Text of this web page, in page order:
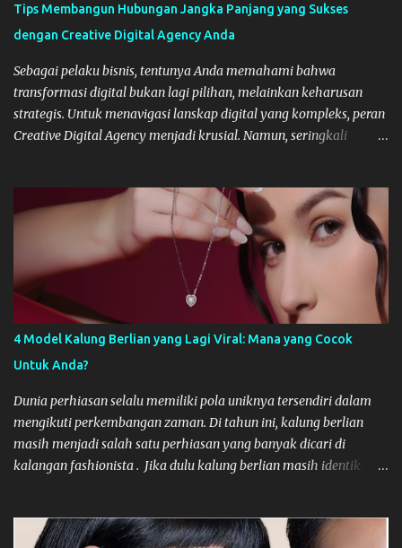
Tips Membangun Hubungan Jangka Panjang yang Sukses
dengan Creative Digital Agency Anda
Sebagai pelaku bisnis, tentunya Anda memahami bahwa
transformasi digital bukan lagi pilihan, melainkan keharusan
strategis. Untuk menavigasi lanskap digital yang kompleks, peran
Creative Digital Agency menjadi krusial. Namun, seringkali
membangun hubungan jangka panjang, layaknya membangun
tim internal yang solid. Hubungan yang stabil dan strategis
dengan agency dapat mengurangi biaya onboarding, memastikan
konsistensi brand, dan mengakselerasi ekspansi bisnis Anda.
Berikut adalah tips strategis untuk membangun kemitraan yang
sukses dan bertahan lama. Mengapa Stabilitas Kemitraan Digital
Sangat Penting? Hubungan yang singkat dengan Digital Agency
seringkali mengakibatkan inkonsistensi. Setiap agency baru
memerlukan waktu untuk memahami DNA merek Anda, budaya
perusahaan, dan tantangan pasar yang spesifik. Kemitraan
jangka panjang memastikan bahwa agensi te...
4 Model Kalung Berlian yang Lagi Viral: Mana yang Cocok
Untuk Anda?
Dunia perhiasan selalu memiliki pola uniknya tersendiri dalam
mengikuti perkembangan zaman. Di tahun ini, kalung berlian
masih menjadi salah satu perhiasan yang banyak dicari di
kalangan fashionista . Jika dulu kalung berlian masih identik
yang sedang mencari atau menambah koleksi necklace diamond,